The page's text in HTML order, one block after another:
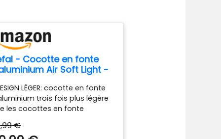
- Cocotte en fonte
Air Soft Light -
LÉGER: cocotte en fonte
trois fois plus légère
les cocottes en fonte
d'ustensiles en fonte de
€